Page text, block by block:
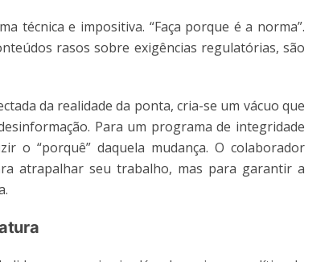
técnica e impositiva. “Faça porque é a norma”.
rasos sobre exigências regulatórias, são
da realidade da ponta, cria-se um vácuo que
Para um programa de integridade
o “porquê” daquela mudança. O colaborador
atrapalhar seu trabalho, mas para garantir a